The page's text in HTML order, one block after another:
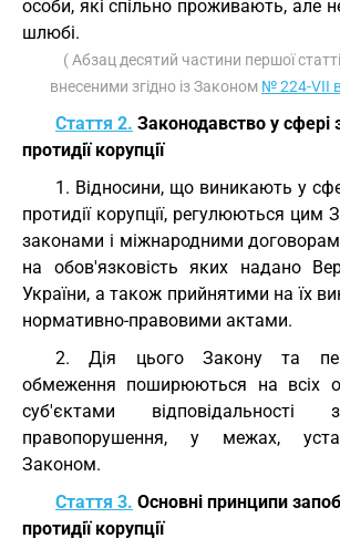
особи, які спільно проживають, але
шлюбі.
( Абзац десятий частини першої
внесеними згідно із Законом № 224-VII
Стаття 2. Законодавство у сфері
протидії корупції
1. Відносини, що виникають у
протидії корупції, регулюються цим
законами і міжнародними
на обов'язковість яких надано
України, а також прийнятими на їх
нормативно-правовими актами.
2. Дія цього Закону та
обмеження поширюються на всіх
суб'єктами відповідальності
правопорушення, у межах,
Законом.
Стаття 3. Основні принципи
протидії корупції